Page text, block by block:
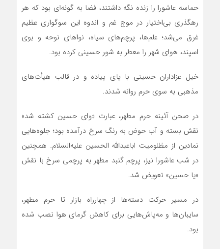
حماسه عاشورا را زنده نگه داشتند، فضا به گونه‌ای بود که هر
رهگذری بی‌اختیار در موج غم و اندوه این سوگواری عظیم
غرق می‌شد؛ علم‌ها، پرچم‌های سیاه، نواهای نوحه و بوی
اسپند، هوای شهر را معطر به شور حسینی کرده بود.
خیل عزاداران حسینی با پای پیاده و در قالب هیأت‌های
مذهبی به سوی حرم روانه شدند.
در صحن آئینه حرم مطهر، عبارت «وای حسین کشته شد»
نقش بسته و آب حوض به رنگ سرخ درآمده بود؛ جلوه‌هایی
نمادین از مظلومیت اباعبدالله الحسین علیه‌السلام. همچنین
در شب عاشورا نیز، پرچم گنبد مطهر به پرچمی سرخ با نقش
«یا حسین» تعویض شد.
در مسیر حرکت دسته‌ها از چهارراه بازار تا حرم مطهر،
سایبان‌ها و مه‌پاش‌هایی برای کاهش گرمای هوا نصب شده
بود.